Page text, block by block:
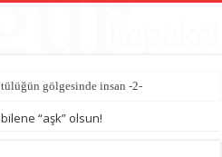
gölgesinde insan -1-
“aşk” olsun!